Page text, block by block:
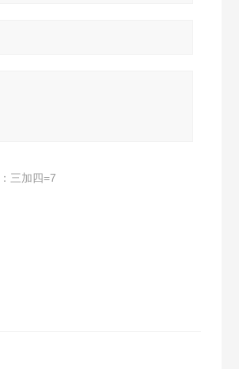
三加四=7